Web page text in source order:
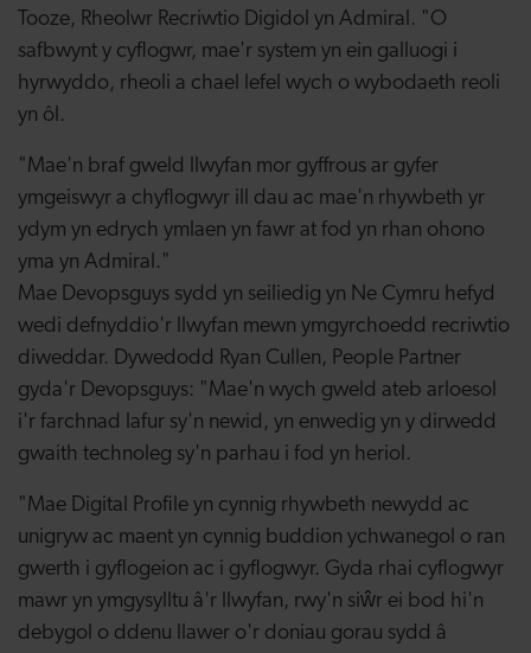
Tooze, Rheolwr Recriwtio Digidol yn Admiral. "O
safbwynt y cyflogwr, mae'r system yn ein galluogi i
hyrwyddo, rheoli a chael lefel wych o wybodaeth reoli
yn ôl.
"Mae'n braf gweld llwyfan mor gyffrous ar gyfer
ymgeiswyr a chyflogwyr ill dau ac mae'n rhywbeth yr
ydym yn edrych ymlaen yn fawr at fod yn rhan ohono
yma yn Admiral."
Mae Devopsguys sydd yn seiliedig yn Ne Cymru hefyd
wedi defnyddio'r llwyfan mewn ymgyrchoedd recriwtio
diweddar. Dywedodd Ryan Cullen, People Partner
gyda'r Devopsguys: "Mae'n wych gweld ateb arloesol
i'r farchnad lafur sy'n newid, yn enwedig yn y dirwedd
gwaith technoleg sy'n parhau i fod yn heriol.
"Mae Digital Profile yn cynnig rhywbeth newydd ac
unigryw ac maent yn cynnig buddion ychwanegol o ran
gwerth i gyflogeion ac i gyflogwyr. Gyda rhai cyflogwyr
mawr yn ymgysylltu â'r llwyfan, rwy'n siŵr ei bod hi'n
debygol o ddenu llawer o'r doniau gorau sydd â